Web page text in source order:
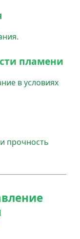
пламени
в условиях
прочность